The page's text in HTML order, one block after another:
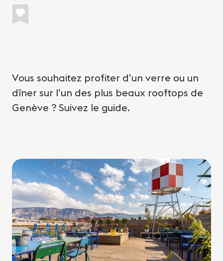
Vous souhaitez profiter d’un verre ou un
dîner sur l’un des plus beaux rooftops de
Genève ? Suivez le guide.